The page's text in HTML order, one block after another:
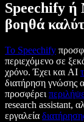
Speechify ή
βοηθά
Το Speechify
περιεχόμενο σε
χρόνο. Έχει και AI
διατήρηση γνώσης
προσφέρει
research assistant,
εργαλεία